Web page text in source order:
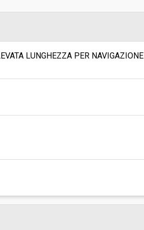
€ 22.983.760,00
LUNGHEZZA PER NAVIGAZIONE